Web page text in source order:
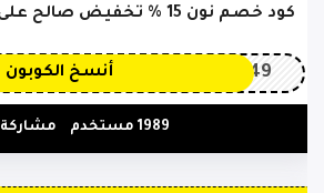
كود خصم نون 15 % تخفيض صالح على جميع المنتجات
OP149 أنسخ الكوبون
1989 مستخدم مشاركة